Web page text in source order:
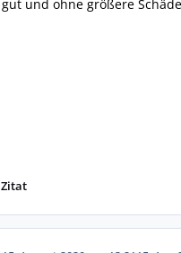
gut und ohne größere
Zitat